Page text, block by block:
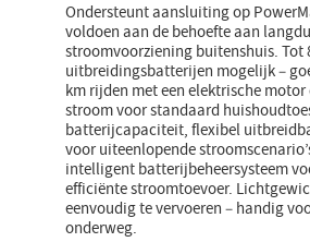
Ondersteunt aansluiting op
voldoen aan de behoefte aan
stroomvoorziening buitenshuis. Tot
uitbreidingsbatterijen mogelijk –
km rijden met een elektrische
stroom voor standaard
batterijcapaciteit, flexibel
voor uiteenlopende
intelligent batterijbeheersysteem
efficiënte stroomtoevoer.
eenvoudig te vervoeren – handig
onderweg.